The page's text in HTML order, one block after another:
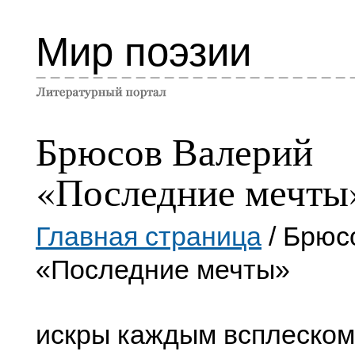
Мир поэзии
Брюсов Валерий
«Последние
Главная страница /
«Последние мечты»
искры каждым